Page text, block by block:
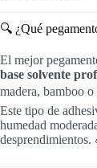
🔍 ¿Qué
El mejor
base solvente
madera, bamboo
Este tipo de
humedad
desprendimientos.